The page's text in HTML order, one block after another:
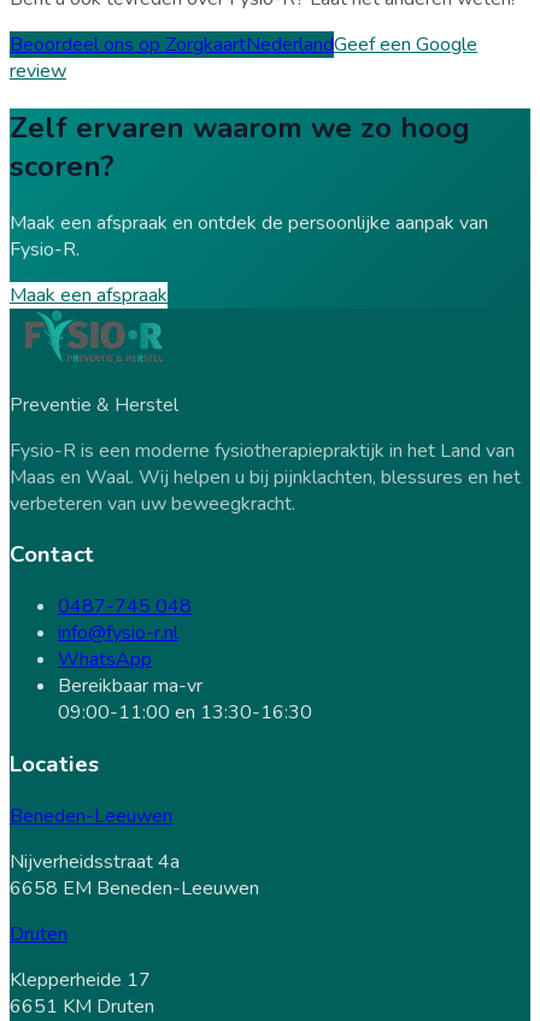
Beoordeel ons op ZorgkaartNederlandGeef een Google
review
Zelf ervaren waarom we zo hoog
scoren?
Maak een afspraak en ontdek de persoonlijke aanpak van
Fysio-R.
Maak een afspraak
Preventie & Herstel
Fysio-R is een moderne fysiotherapiepraktijk in het Land van
Maas en Waal. Wij helpen u bij pijnklachten, blessures en het
verbeteren van uw beweegkracht.
Contact
0487-745 048
info@fysio-r.nl
WhatsApp
Bereikbaar ma-vr
09:00-11:00 en 13:30-16:30
Locaties
Beneden-Leeuwen
Nijverheidsstraat 4a
6658 EM Beneden-Leeuwen
Druten
Klepperheide 17
6651 KM Druten